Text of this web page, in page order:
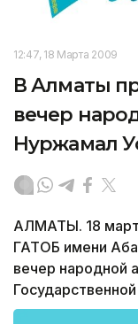
12:47, 18 Марта 2009
В Алматы
вечер
Нуржамал
АЛМАТЫ. 18
ГАТОБ имени
вечер народной